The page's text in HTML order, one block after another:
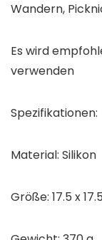
Wandern,
Es wird
verwenden
Spezifikationen:
Material: Silikon
Größe: 17.5 x